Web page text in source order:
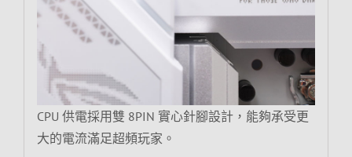
CPU 供電採用雙 8PIN 實心針腳設計，能夠承受更
大的電流滿足超頻玩家。